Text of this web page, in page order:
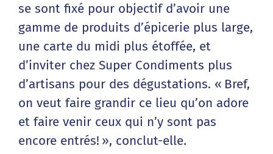
se sont fixé pour objectif d’avoir une
gamme de produits d’épicerie plus large,
une carte du midi plus étoffée, et
d’inviter chez Super Condiments plus
d’artisans pour des dégustations. « Bref,
on veut faire grandir ce lieu qu’on adore
et faire venir ceux qui n’y sont pas
encore entrés! », conclut-elle.